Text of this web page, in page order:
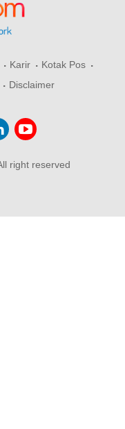
Karir
Kotak Pos
Disclaimer
right reserved